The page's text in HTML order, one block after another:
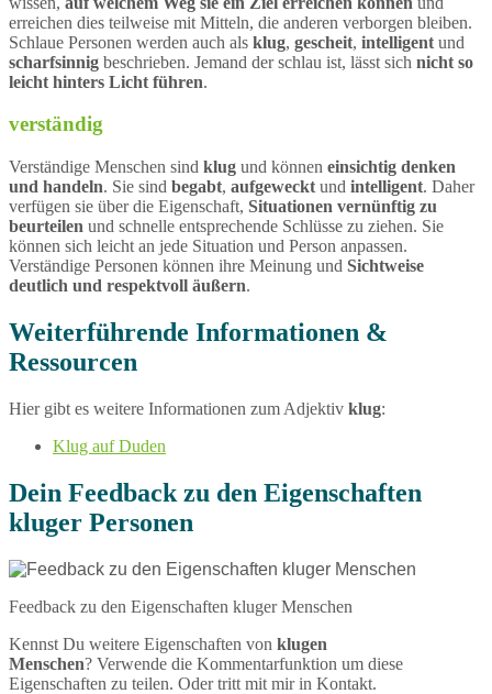
erreichen dies teilweise mit Mitteln, die anderen verborgen bleiben.
Schlaue Personen werden auch als klug, gescheit, intelligent und
scharfsinnig beschrieben. Jemand der schlau ist, lässt sich nicht so
leicht hinters Licht führen.
verständig
Verständige Menschen sind klug und können einsichtig denken
und handeln. Sie sind begabt, aufgeweckt und intelligent. Daher
verfügen sie über die Eigenschaft, Situationen vernünftig zu
beurteilen und schnelle entsprechende Schlüsse zu ziehen. Sie
können sich leicht an jede Situation und Person anpassen.
Verständige Personen können ihre Meinung und Sichtweise
deutlich und respektvoll äußern.
Weiterführende Informationen &
Ressourcen
Hier gibt es weitere Informationen zum Adjektiv klug:
Klug auf Duden
Dein Feedback zu den Eigenschaften
kluger Personen
Feedback zu den Eigenschaften kluger Menschen
Kennst Du weitere Eigenschaften von klugen
Menschen? Verwende die Kommentarfunktion um diese
Eigenschaften zu teilen. Oder tritt mit mir in Kontakt.